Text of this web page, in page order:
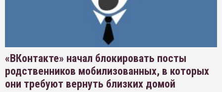
«ВКонтакте» начал блокировать посты
родственников мобилизованных, в которых
они требуют вернуть близких домой